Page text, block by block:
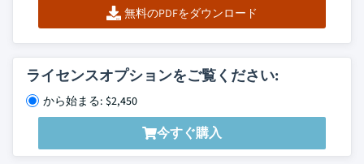
無料のPDFをダウンロード
ライセンスオプションをご覧ください:
から始まる: $2,450
今すぐ購入